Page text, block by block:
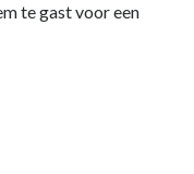
te gast voor een